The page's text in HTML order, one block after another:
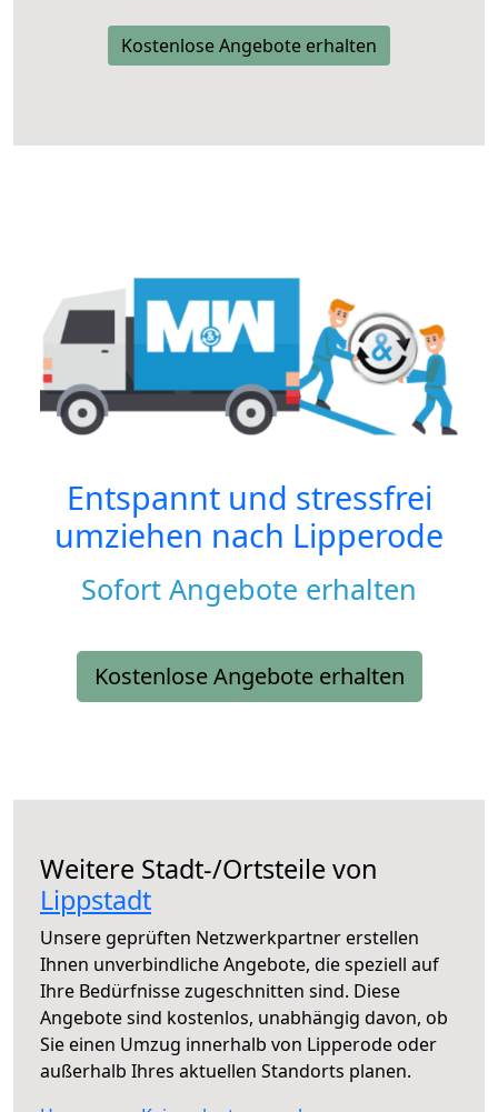
Kostenlose Angebote erhalten
Entspannt und stressfrei
umziehen nach Lipperode
Sofort Angebote erhalten
Kostenlose Angebote erhalten
Weitere Stadt-/Ortsteile von
Lippstadt
Unsere geprüften Netzwerkpartner erstellen
Ihnen unverbindliche Angebote, die speziell auf
Ihre Bedürfnisse zugeschnitten sind. Diese
Angebote sind kostenlos, unabhängig davon, ob
Sie einen Umzug innerhalb von Lipperode oder
außerhalb Ihres aktuellen Standorts planen.